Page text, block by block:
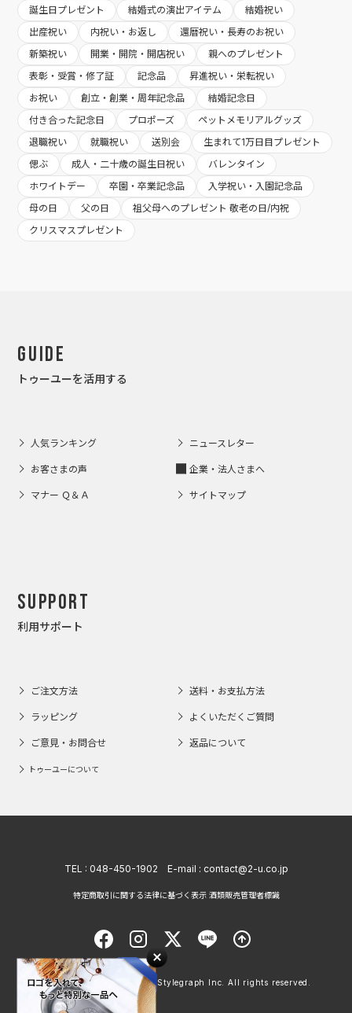
誕生日プレゼント 結婚式の演出アイテム
結婚祝い
出産祝い
内祝い・お返し
還暦祝い・長寿のお祝い
新築祝い
開業・開院・開店祝い
親へのプレゼント
表彰・受賞・修了証
記念品
昇進祝い・栄転祝い
お祝い
創立・創業・周年記念品
結婚記念日
付き合った記念日
プロポーズ
ペットメモリアルグッズ
退職祝い
就職祝い 送別会
生まれて1万日目プレゼント
偲ぶ
成人・二十歳の誕生日祝い
バレンタイン
ホワイトデー
卒園・卒業記念品
入学祝い・入園記念品
母の日
父の日
祖父母へのプレゼント 敬老の日/内祝
クリスマスプレゼント
Guide
トゥーユーを活用する
人気ランキング ニュースレター
お客さまの声 企業・法人さまへ
マナー Ｑ＆Ａ サイトマップ
Support
利用サポート
ご注文方法 送料・お支払方法
ラッピング よくいただくご質問
ご意見・お問合せ 返品について
トゥーユーについて
TEL : 048-450-1902 E-mail : contact@2-u.co.jp
特定商取引に関する法律に基づく表示 酒類販売管理者標識
Copyright © 1998 - 2026 Stylegraph Inc. All rights reserved.